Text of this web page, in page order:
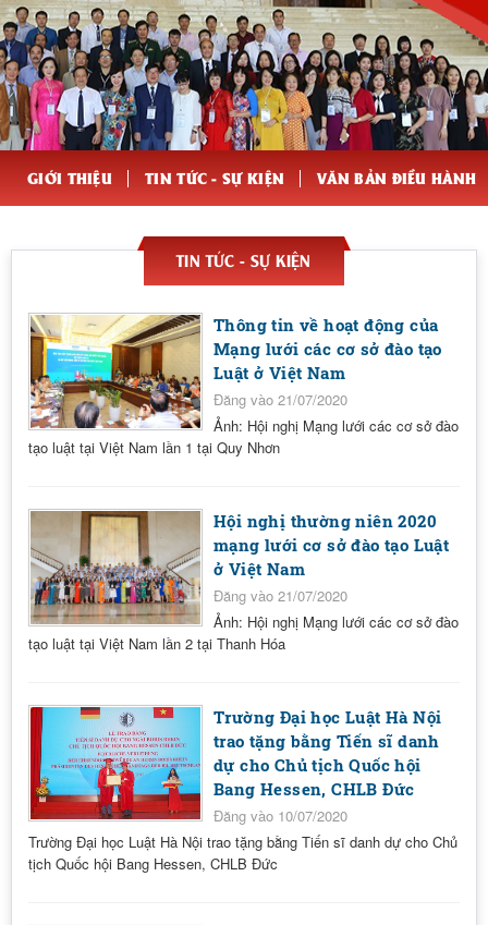
GIỚI THIỆU TIN TỨC - SỰ KIỆN VĂN BẢN ĐIỀU HÀNH
TIN TỨC - SỰ KIỆN
Thông tin về hoạt động của
Mạng lưới các cơ sở đào tạo
Luật ở Việt Nam
Đăng vào 21/07/2020
Ảnh: Hội nghị Mạng lưới các cơ sở đào
tạo luật tại Việt Nam lần 1 tại Quy Nhơn
Hội nghị thường niên 2020
mạng lưới cơ sở đào tạo Luật
ở Việt Nam
Đăng vào 21/07/2020
Ảnh: Hội nghị Mạng lưới các cơ sở đào
tạo luật tại Việt Nam lần 2 tại Thanh Hóa
Trường Đại học Luật Hà Nội
trao tặng bằng Tiến sĩ danh
dự cho Chủ tịch Quốc hội
Bang Hessen, CHLB Đức
Đăng vào 10/07/2020
Trường Đại học Luật Hà Nội trao tặng bằng Tiến sĩ danh dự cho Chủ
tịch Quốc hội Bang Hessen, CHLB Đức